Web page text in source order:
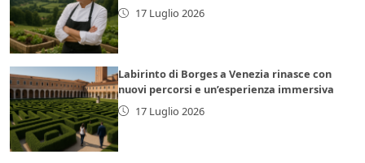
17 Luglio 2026
Labirinto di Borges a Venezia rinasce con
nuovi percorsi e un’esperienza immersiva
17 Luglio 2026